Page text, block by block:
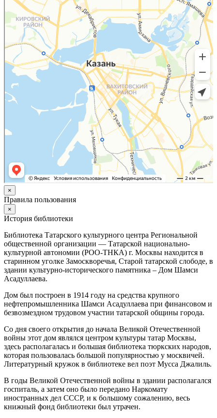
×
Правила пользования
×
История библиотеки
Библиотека Татарского культурного центра Региональной
общественной организации — Татарской национально-
культурной автономии (РОО-ТНКА) г. Москвы находится в
старинном уголке Замоскворечья, Старой татарской слободе, в
здании культурно-исторического памятника – Дом Шамси
Асадуллаева.
Дом был построен в 1914 году на средства крупного
нефтепромышленника Шамси Асадуллаева при финансовом и
безвозмездном трудовом участии татарской общины города.
Со дня своего открытия до начала Великой Отечественной
войны этот дом являлся центром культуры татар Москвы,
здесь располагалась и большая библиотека тюркских народов,
которая пользовалась большой популярностью у москвичей.
Литературный кружок в библиотеке вел поэт Мусса Джалиль.
В годы Великой Отечественной войны в здании располагался
госпиталь, а затем оно было передано Наркомату
иностранных дел СССР, и к большому сожалению, весь
книжный фонд библиотеки был утрачен.